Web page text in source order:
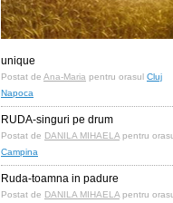
unique
Postat de Ana-Maria pentru orasul Cluj
Napoca
RUDA-singuri pe drum
Postat de DANILA MIHAELA pentru
Campina
Ruda-toamna in padure
Postat de DANILA MIHAELA pentru